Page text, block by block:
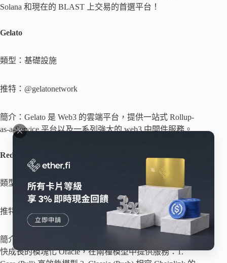
Solana 和現在的 BLAST 上交易的首選平台！
Gelato
類型：基礎設施
推特：@gelatonetwork
簡介：Gelato 是 Web3 的雲端平台，提供一站式 Rollup-
as-a-Service 平台以及一系列強大的 web3 中間件​​服務。
RedStone Oracles
類型：基礎設施
推特：@redstone_defi
簡介：RedStone 是在 Blast Testnet 上提供資料來源的最
快成長的模塊化 Oracle，在兩種模型中提供服務：1.